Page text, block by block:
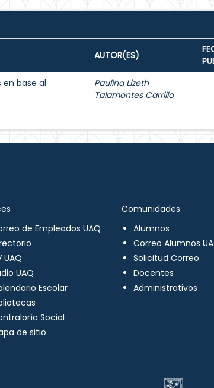
AUTOR(ES)
en base al
Paulina Lizeth
Talamontes Carrillo
de Empleados UAQ
UAQ
UAQ
Escolar
Social
de sitio
Comunidades
Alumnos
Correo Alumnos
Solicitud Correo
Docentes
Administrativos